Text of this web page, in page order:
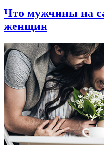
Что мужчины на
женщин